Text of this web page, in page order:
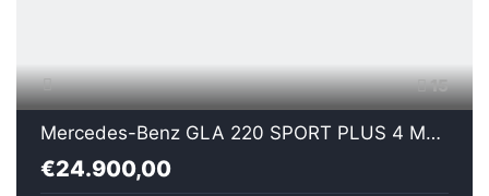
15
Mercedes-Benz GLA 220 SPORT PLUS 4 MATIC
€24.900,00